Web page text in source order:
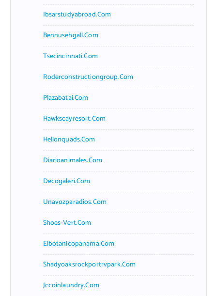
Ibsarstudyabroad.com
Bennusehgall.com
Tsecincinnati.com
Roderconstructiongroup.com
Plazabatai.com
Hawkscayresort.com
Hellonquads.com
Diarioanimales.com
Decogaleri.com
Unavozparadios.com
Shoes-Vert.com
Elbotanicopanama.com
Shadyoaksrockportrvpark.com
Jccoinlaundry.com